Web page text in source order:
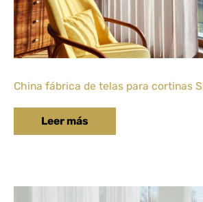
China fábrica de telas para cortinas
Leer más